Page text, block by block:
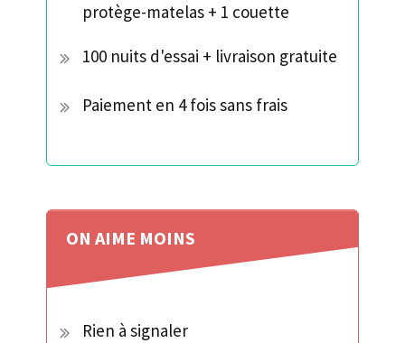
protège-matelas + 1 couette
100 nuits d'essai + livraison gratuite
Paiement en 4 fois sans frais
ON AIME MOINS
Rien à signaler